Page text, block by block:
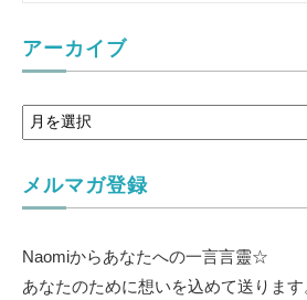
アーカイブ
メルマガ登録
Naomiからあなたへの一言言靈☆
あなたのために想いを込めて送ります